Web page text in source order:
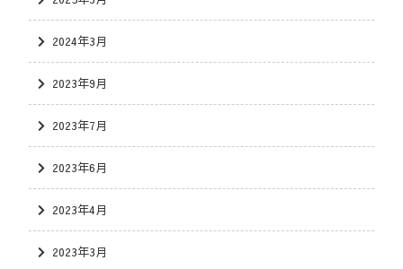
2024年3月
2023年9月
2023年7月
2023年6月
2023年4月
2023年3月